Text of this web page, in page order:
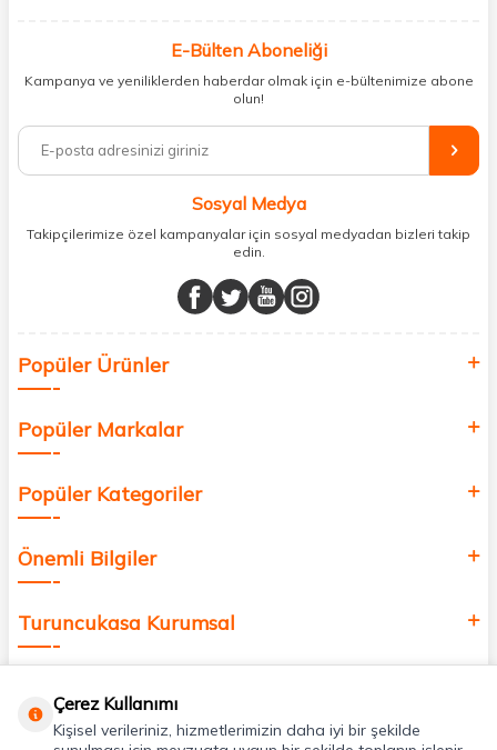
kişisel bakım hem de takviye edici gıda ürünlerini sizlerle
buluşturuyoruz. Artık mağaza mağaza dolaşmanıza gerek yok;
ihtiyacınız olan her şeyi tek bir çatı altında topluyor ve kapınıza kadar
%100 orijinal kozmetik ve sağlık ürünleriyle güzelliğinizi tamamlayabilir,
vücudunuzu desteklemek için güvenilir takviye edici gıdalara
minerallere kadar binlerce ürünü uygun fiyat ve hızlı kargo avantajıyla
sunuyoruz.
buluşturuyor ve online alışveriş deneyiminizi en iyi hale getiriyoruz.
Sağlık, güzellik ve iyi yaşam için aradığınız her şey burada!
değer katmak için bize katılın!
E-Bülten Aboneliği
Kampanya ve yeniliklerden haberdar olmak için e-bültenimize abone
olun!
Sosyal Medya
Takipçilerimize özel kampanyalar için sosyal medyadan bizleri takip
edin.
Popüler Ürünler
Popüler Markalar
Popüler Kategoriler
Önemli Bilgiler
Turuncukasa Kurumsal
Çerez Kullanımı
Kişisel verileriniz, hizmetlerimizin daha iyi bir şekilde